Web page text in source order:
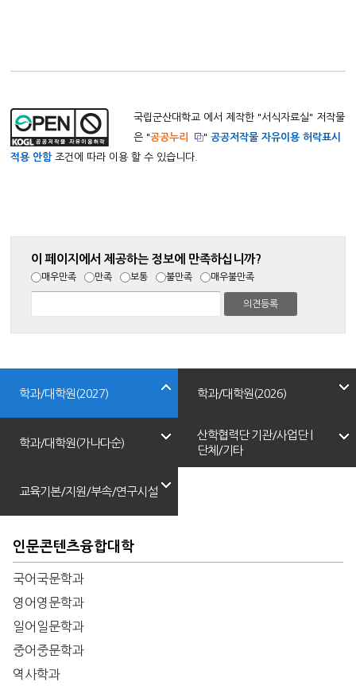
국립군산대학교 에서 제작한 "서식자료실" 저작물
은 "공공누리 "공공저작물 자유이용 허락표시
적용 안함조건에 따라 이용 할 수 있습니다.
이 페이지에서 제공하는 정보에 만족하십니까?
매우만족 만족 보통 불만족 매우불만족
학과/대학원(2027)
인문콘텐츠융합대학
국어국문학과
영어영문학과
일어일문학과
중어중문학과
역사학과
학과/대학원(2026)
학과/대학원(가나다순)
교육기본/지원/부속/연구시설
산학협력단 기관/사업단 |
단체/기타